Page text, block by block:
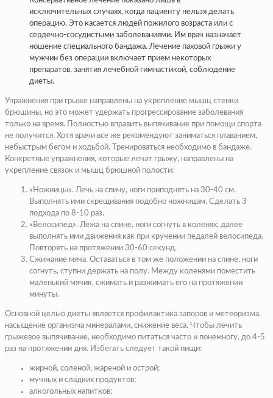
исключительных случаях, когда пациенту нельзя делать
операцию. Это касается людей пожилого возраста или с
сердечно-сосудистыми заболеваниями. Им врач назначает
ношение специального бандажа. Лечение паховой грыжи у
мужчин без операции включает прием некоторых
препаратов, занятия лечебной гимнастикой, соблюдение
диеты.
Упражнения при грыже направлены на укрепление мышц стенки
брюшины, но это может удержать прогрессирование заболевания
только на время. Полностью вправить выпячивание при помощи спорта
не получится. Хотя врачи все же рекомендуют заниматься плаванием,
небыстрым бегом и ходьбой. Тренироваться необходимо в бандаже.
Конкретные упражнения, которые лечат грыжу, направлены на
укрепление связок и мышц брюшной полости:
«Ножницы». Лечь на спину, ноги приподнять на 30-40 см.
Выполнять ими скрещивания подобно ножницам. Сделать 3
подхода по 8-10 раз.
«Велосипед». Лежа на спине, ноги согнуть в коленях, далее
выполнять ими движения как при кручении педалей велосипеда.
Повторять на протяжении 30-60 секунд.
Сжимание мяча. Оставаться в том же положении на спине, ноги
согнуть, ступни держать на полу. Между коленями поместить
маленький мячик, сжимать и разжимать его на протяжении
минуты.
Основной целью диеты является профилактика запоров и метеоризма,
насыщение организма минералами, снижение веса. Чтобы лечить
грыжевое выпячивание, необходимо питаться часто и понемногу, до 4-5
раз на протяжении дня. Избегать следует такой пищи:
жирной, соленой, жареной и острой;
мучных и сладких продуктов;
алкогольных напитков;